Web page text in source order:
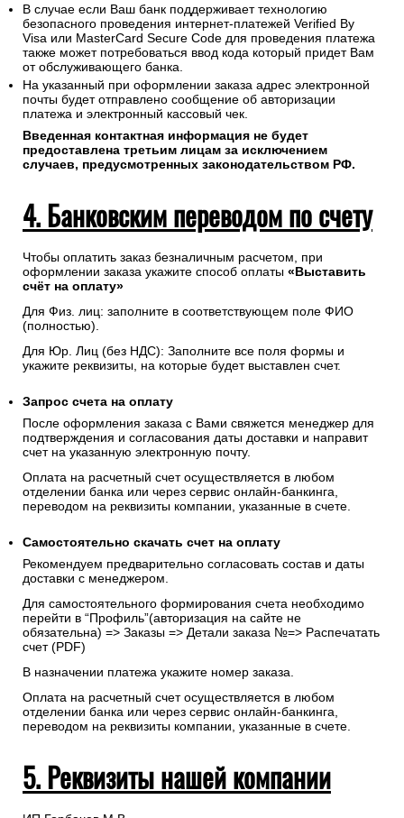
В случае если Ваш банк поддерживает технологию
безопасного проведения интернет-платежей Verified By
Visa или MasterCard Secure Code для проведения платежа
также может потребоваться ввод кода который придет Вам
от обслуживающего банка.
На указанный при оформлении заказа адрес электронной
почты будет отправлено сообщение об авторизации
платежа и электронный кассовый чек.
Введенная контактная информация не будет
предоставлена третьим лицам за исключением
случаев, предусмотренных законодательством РФ.
4. Банковским переводом по счету
Чтобы оплатить заказ безналичным расчетом, при
оформлении заказа укажите способ оплаты «Выставить
счёт на оплату»
Для Физ. лиц: заполните в соответствующем поле ФИО
(полностью).
Для Юр. Лиц (без НДС): Заполните все поля формы и
укажите реквизиты, на которые будет выставлен счет.
Запрос счета на оплату
После оформления заказа с Вами свяжется менеджер для
подтверждения и согласования даты доставки и направит
счет на указанную электронную почту.
Оплата на расчетный счет осуществляется в любом
отделении банка или через сервис онлайн-банкинга,
переводом на реквизиты компании, указанные в счете.
Самостоятельно скачать счет на оплату
Рекомендуем предварительно согласовать состав и даты
доставки с менеджером.
Для самостоятельного формирования счета необходимо
перейти в “Профиль”(авторизация на сайте не
обязательна) => Заказы => Детали заказа №=> Распечатать
счет (PDF)
В назначении платежа укажите номер заказа.
Оплата на расчетный счет осуществляется в любом
отделении банка или через сервис онлайн-банкинга,
переводом на реквизиты компании, указанные в счете.
5. Реквизиты нашей компании